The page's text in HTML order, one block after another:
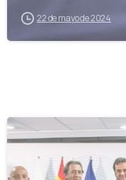
22 de mayo de 2024